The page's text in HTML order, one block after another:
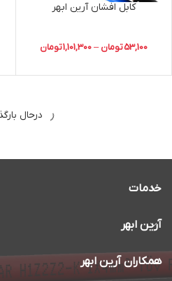
کابل افشان آرین ابهر
53,100تومان –
1,101,300تومان
1,507,362تومان–
85,845,510تومان